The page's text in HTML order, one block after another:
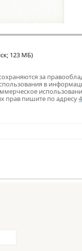
123 МБ)
за
в
прав пишите по адресу